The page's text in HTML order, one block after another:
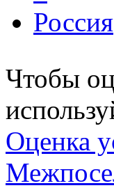
Чтобы
Оценка